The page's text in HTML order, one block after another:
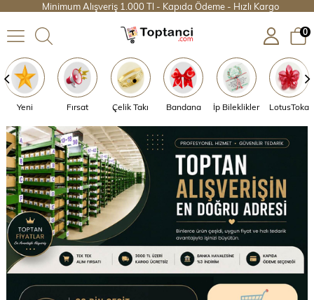
Minimum Alışveriş 1.000 Tl - Kapıda Ödeme - Hızlı Kargo
0
Yeni Fırsat Çelik Takı Bandana İp Bileklikler LotusToka